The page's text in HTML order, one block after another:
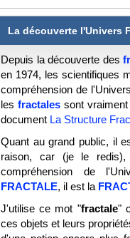
La découverte l'Univers
Depuis la découverte des
en 1974, les scientifiques
compréhension de
les fractalessont vraiment
document La Structure
Quant au grand public, il
raison, car (je le
compréhension de
FRACTALE, il est la
J'utilise ce mot "fractale"
ces objets et leurs